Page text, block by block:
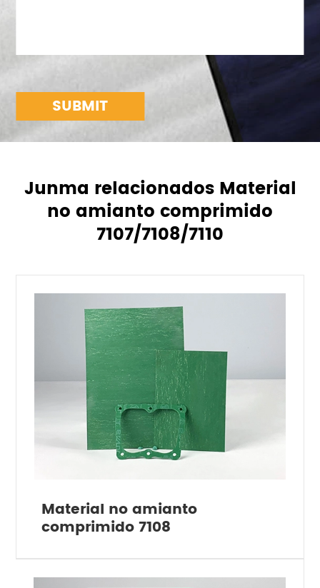
SUBMIT
Junma relacionados Material
no amianto comprimido
7107/7108/7110
Material no amianto
comprimido 7108